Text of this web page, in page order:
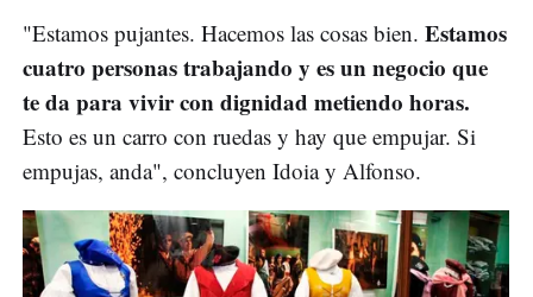
"Estamos pujantes. Hacemos las cosas bien. Estamos
cuatro personas trabajando y es un negocio que
te da para vivir con dignidad metiendo horas.
Esto es un carro con ruedas y hay que empujar. Si
empujas, anda", concluyen Idoia y Alfonso.